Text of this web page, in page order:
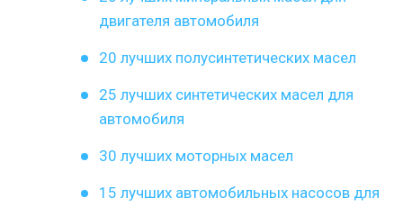
двигателя автомобиля
20 лучших полусинтетических масел
25 лучших синтетических масел для
автомобиля
30 лучших моторных масел
15 лучших автомобильных насосов для